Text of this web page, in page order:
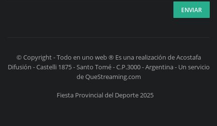
© Copyright - Todo en uno web ® Es una realización de Acostafa
Difusión - Castelli 1875 - Santo Tomé - C.P.3000 - Argentina - Un servicio
de QueStreaming.com
Fiesta Provincial del Deporte 2025